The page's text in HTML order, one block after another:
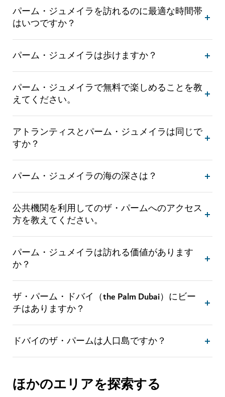
パーム・ジュメイラを訪れるのに最適な時間帯
はいつですか？
パーム・ジュメイラは歩けますか？
パーム・ジュメイラで無料で楽しめることを教
えてください。
アトランティスとパーム・ジュメイラは同じで
すか？
パーム・ジュメイラの海の深さは？
公共機関を利用してのザ・パームへのアクセス
方を教えてください。
パーム・ジュメイラは訪れる価値があります
か？
ザ・パーム・ドバイ（the Palm Dubai）にビー
チはありますか？
ドバイのザ・パームは人口島ですか？
ほかのエリアを探索する